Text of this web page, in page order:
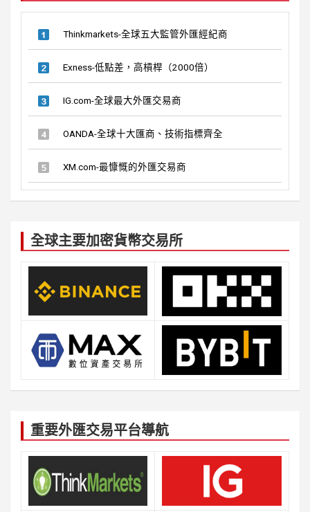
Thinkmarkets-全球五大監管外匯經紀商
Exness-低點差，高槓桿（2000倍）
IG.com-全球最大外匯交易商
OANDA-全球十大匯商、技術指標齊全
XM.com-最慷慨的外匯交易商
全球主要加密貨幣交易所
重要外匯交易平台導航